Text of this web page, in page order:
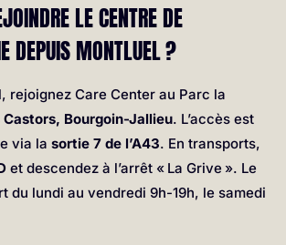
LE CENTRE DE
DEPUIS MONTLUEL ?
rejoignez Care Center au Parc la
Castors, Bourgoin-Jallieu. L’accès est
via la sortie 7 de l’A43. En transports,
et descendez à l’arrêt « La Grive ». Le
du lundi au vendredi 9h-19h, le samedi